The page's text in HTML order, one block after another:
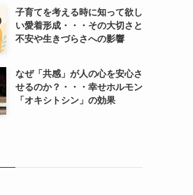
子育てを考える時に知って欲し
い愛着形成・・・その大切さと
不安や生きづらさへの影響
なぜ「共感」が人の心を安心さ
せるのか？・・・幸せホルモン
「オキシトシン」の効果